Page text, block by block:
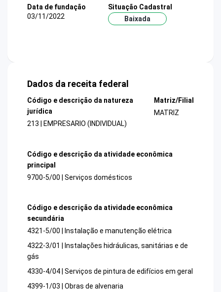
Data de fundação
03/11/2022
Situação Cadastral
Baixada
Dados da receita federal
Código e descrição da natureza
jurídica
213 | EMPRESARIO (INDIVIDUAL)
Matriz/Filial
MATRIZ
Código e descrição da atividade econômica
principal
9700-5/00 | Serviços domésticos
Código e descrição da atividade econômica
secundária
4321-5/00 | Instalação e manutenção elétrica
4322-3/01 | Instalações hidráulicas, sanitárias e de
gás
4330-4/04 | Serviços de pintura de edifícios em geral
4399-1/03 | Obras de alvenaria